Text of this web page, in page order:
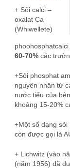
+ Sỏi calci –
oxalat Ca
(Whiwellete)
60-70% các
+Sỏi phosphat
nguyên nhân từ
nước tiểu của
khoảng 15-20%
+Một số dạng
còn được gọi là
+ Lichwitz (vào
(năm 1956) đã